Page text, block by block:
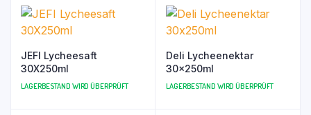
JEFI Lycheesaft
30X250ml
LAGERBESTAND WIRD ÜBERPRÜFT
Deli Lycheenektar
30x250ml
LAGERBESTAND WIRD ÜBERPRÜFT